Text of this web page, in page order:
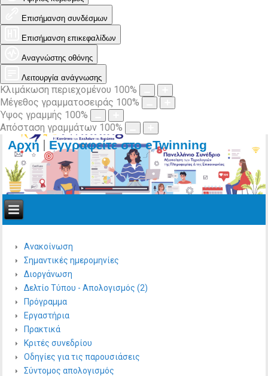
Επισήμανση συνδέσμων
Επισήμανση επικεφαλίδων
Αναγνώστης οθόνης
Λειτουργία ανάγνωσης
Κλιμάκωση περιεχομένου 100%
Μέγεθος γραμματοσειράς 100%
Ύψος γραμμής 100%
Απόσταση γραμμάτων 100%
Αρχή | Εγγραφείτε στο eTwinning
Ανακοίνωση
Σημαντικές ημερομηνίες
Διοργάνωση
Δελτίο Τύπου - Απολογισμός (2)
Πρόγραμμα
Εργαστήρια
Πρακτικά
Κριτές συνεδρίου
Οδηγίες για τις παρουσιάσεις
Σύντομος απολογισμός